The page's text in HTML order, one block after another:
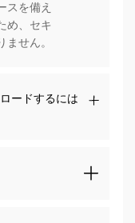
スを備え
め、セキ
せん。
ードするには